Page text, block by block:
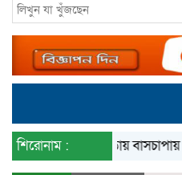
শিরোনাম :বগুড়ায় বাসচাপায় নিহত